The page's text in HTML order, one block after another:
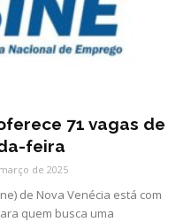
71 vagas de
feira
de 2025
de Nova Venécia está com
quem busca uma